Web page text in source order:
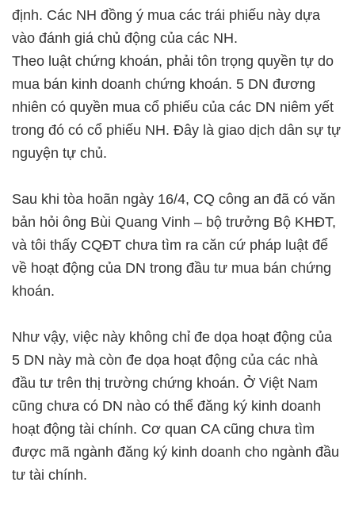
định. Các NH đồng ý mua các trái phiếu này dựa
vào đánh giá chủ động của các NH.
Theo luật chứng khoán, phải tôn trọng quyền tự do
mua bán kinh doanh chứng khoán. 5 DN đương
nhiên có quyền mua cổ phiếu của các DN niêm yết
trong đó có cổ phiếu NH. Đây là giao dịch dân sự tự
nguyện tự chủ.
Sau khi tòa hoãn ngày 16/4, CQ công an đã có văn
bản hỏi ông Bùi Quang Vinh – bộ trưởng Bộ KHĐT,
và tôi thấy CQĐT chưa tìm ra căn cứ pháp luật để
về hoạt động của DN trong đầu tư mua bán chứng
khoán.
Như vậy, việc này không chỉ đe dọa hoạt động của
5 DN này mà còn đe dọa hoạt động của các nhà
đầu tư trên thị trường chứng khoán. Ở Việt Nam
cũng chưa có DN nào có thể đăng ký kinh doanh
hoạt động tài chính. Cơ quan CA cũng chưa tìm
được mã ngành đăng ký kinh doanh cho ngành đầu
tư tài chính.